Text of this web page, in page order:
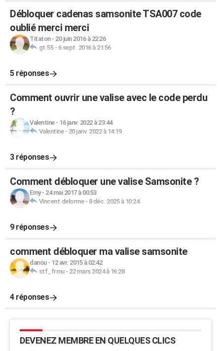
Débloquer cadenas samsonite TSA007 code
oublié merci merci
Titaton- 20 juin 2016 à 22:26
gt.55- 6 sept. 2016 à 21:56
5 réponses
Comment ouvrir une valise avec le code perdu
?
Valentine- 16 janv. 2022 à 23:44
Valentine- 20 janv. 2022 à 14:19
3 réponses
Comment débloquer une valise Samsonite ?
Emy- 24 mai 2017 à 00:53
Vincent.delorme- 8 déc. 2025 à 10:24
9 réponses
comment débloquer ma valise samsonite
danou- 12 avr. 2015 à 02:42
stf_frmu- 22 mars 2024 à 16:28
4 réponses
DEVENEZ MEMBRE EN QUELQUES CLICS